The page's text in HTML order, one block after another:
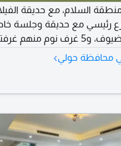
منطقة السلام، مع حديقة
مع حديقة وجلسة
مع حمام ومغسلة للضيوف، و5 غرف
مع حمام، ومطبخين
محافظة حولي›